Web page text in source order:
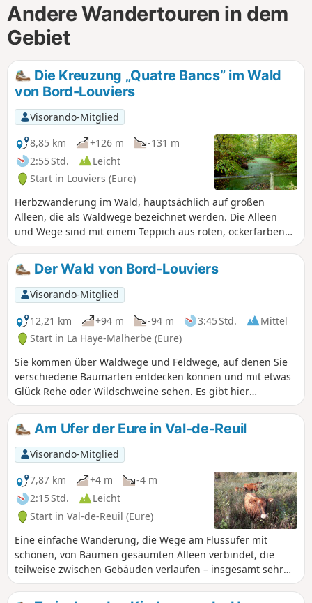
Andere Wandertouren in dem
Gebiet
Die Kreuzung „Quatre Bancs” im Wald
von Bord-Louviers
Visorando-Mitglied
8,85 km
+126 m
-131 m
2:55 Std.
Leicht
Start in Louviers (Eure)
Herbzwanderung im Wald, hauptsächlich auf großen
Alleen, die als Waldwege bezeichnet werden. Die Alleen
und Wege sind mit einem Teppich aus roten, ockerfarbenen
und goldenen Blättern bedeckt. Die Luft ist kühler, ideal
zum Wandern, und duftet nach feuchter Erde, Pilzen und
Holz.Der Wald von Bord-Louviers
Visorando-Mitglied
12,21 km
+94 m -94 m 3:45 Std.
Mittel
Start in La Haye-Malherbe (Eure)
Sie kommen über Waldwege und Feldwege, auf denen Sie
verschiedene Baumarten entdecken können und mit etwas
Glück Rehe oder Wildschweine sehen. Es gibt hier
zahlreiche Vögel. Achten Sie auf die Jagdsaison.
Am Ufer der Eure in Val-de-Reuil
Visorando-Mitglied
7,87 km
+4 m
-4 m
2:15 Std.
Leicht
Start in Val-de-Reuil (Eure)
Eine einfache Wanderung, die Wege am Flussufer mit
schönen, von Bäumen gesäumten Alleen verbindet, die
teilweise zwischen Gebäuden verlaufen – insgesamt sehr
angenehm.